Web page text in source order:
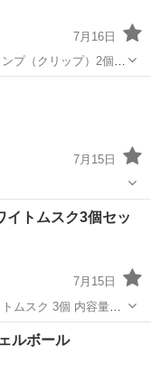
7月16日
プ（クリップ）2個セ
たため、状態は非常に
7月15日
イトムスク3個セッ
7月15日
ホワイトムスク
ルボール